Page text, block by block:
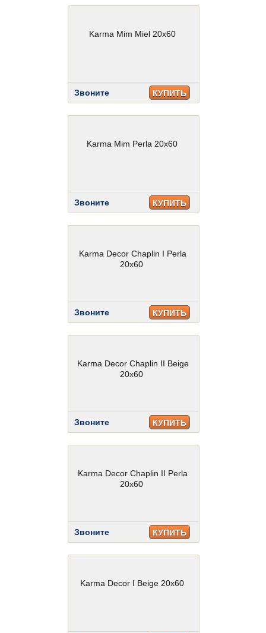
Karma Mim Miel 20x60
Звоните КУПИТЬ
Karma Mim Perla 20x60
Звоните КУПИТЬ
Karma Decor Chaplin I Perla
20x60
Звоните КУПИТЬ
Karma Decor Chaplin II Beige
20x60
Звоните КУПИТЬ
Karma Decor Chaplin II Perla
20x60
Звоните КУПИТЬ
Karma Decor I Beige 20x60